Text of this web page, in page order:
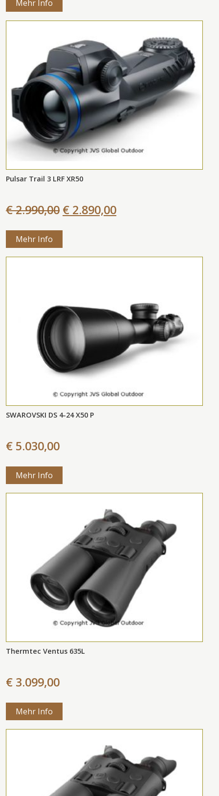
Mehr Info
Pulsar Trail 3 LRF XR50
€ 2.990,00 € 2.890,00
Mehr Info
SWAROVSKI DS 4-24 X50 P
€ 5.030,00
Mehr Info
Thermtec Ventus 635L
€ 3.099,00
Mehr Info